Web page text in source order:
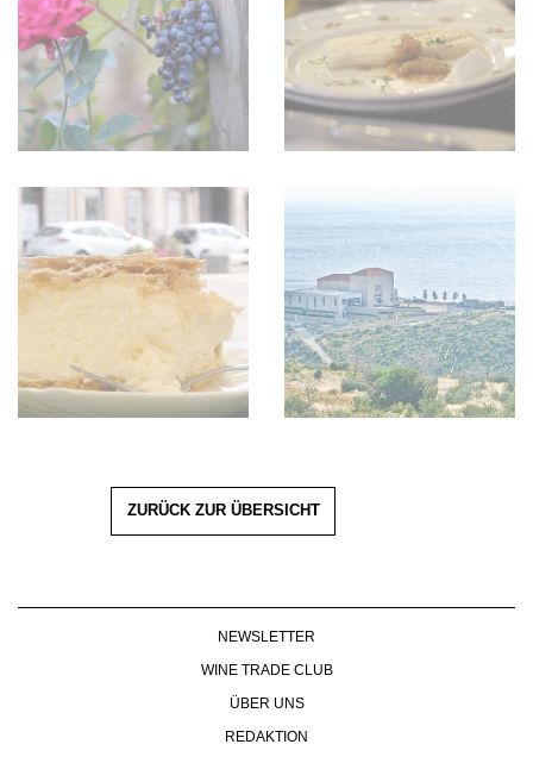
ZURÜCK ZUR ÜBERSICHT
NEWSLETTER
WINE TRADE CLUB
ÜBER UNS
REDAKTION